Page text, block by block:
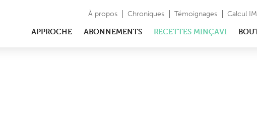
À propos Chroniques Témoignages Calcul
APPROCHE ABONNEMENTS RECETTES MINÇAVI